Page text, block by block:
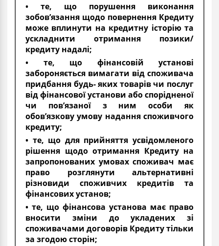
• те, що порушення виконання
зобов’язання щодо повернення Кредиту
може вплинути на кредитну історію та
ускладнити отримання позики/
кредиту надалі;
• те, що фінансовій установі
забороняється вимагати від споживача
придбання будь- яких товарів чи послуг
від фінансової установи або спорідненої
чи пов’язаної з ним особи як
обов’язкову умову надання споживчого
кредиту;
• те, що для прийняття усвідомленого
рішення щодо отримання Кредиту на
запропонованих умовах споживач має
право розглянути альтернативні
різновиди споживчих кредитів та
фінансових установ;
• те, що фінансова установа має право
вносити зміни до укладених зі
споживачами договорів Кредиту тільки
за згодою сторін;